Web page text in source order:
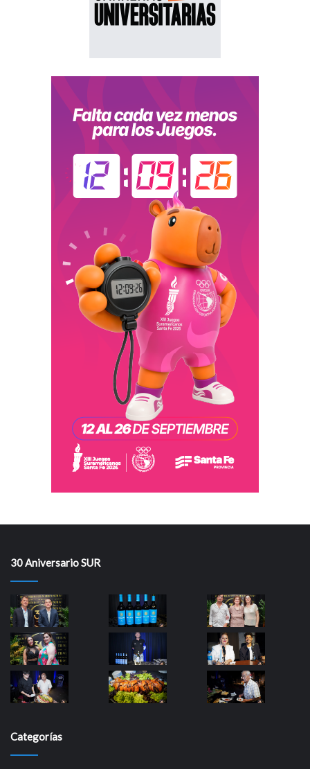
30 Aniversario SUR
Categorías